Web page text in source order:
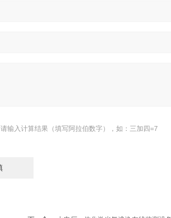
请输入计算结果（填写阿拉伯数字），如：三加四=7